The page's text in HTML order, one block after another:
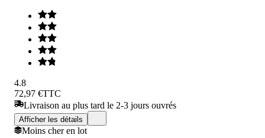
4.8
72,97 €TTC
Livraison au plus tard le 2-3 jours ouvrés
Afficher les détails
Moins cher en lot